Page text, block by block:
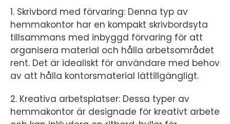
1. Skrivbord med förvaring: Denna typ av
hemmakontor har en kompakt skrivbordsyta
tillsammans med inbyggd förvaring för att
organisera material och hålla arbetsområdet
rent. Det är idealiskt för användare med behov
av att hålla kontorsmaterial lättillgängligt.
2. Kreativa arbetsplatser: Dessa typer av
hemmakontor är designade för kreativt arbete